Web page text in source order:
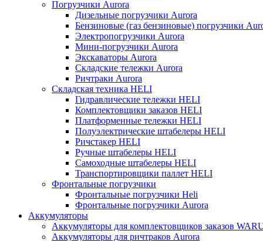
Погрузчики Aurora
Дизельные погрузчики Aurora
Бензиновые (газ бензиновые) погрузчики
Электропогрузчики Aurora
Мини-погрузчики Aurora
Экскаваторы Aurora
Складские тележки Aurora
Ричтраки Aurora
Складская техника HELI
Гидравлические тележки HELI
Комплектовщики заказов HELI
Платформенные тележки HELI
Полуэлектрические штабелеры HELI
Ричстакер HELI
Ручные штабелеры HELI
Самоходные штабелеры HELI
Транспортировщики паллет HELI
Фронтальные погрузчики
Фронтальные погрузчики Heli
Фронтальные погрузчики Aurora
Аккумуляторы
Аккумуляторы для комплектовщиков заказов
Аккумуляторы для ричтраков Aurora